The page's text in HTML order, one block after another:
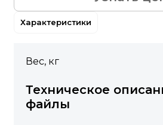
Характеристики
Вес, кг
Техническое
файлы